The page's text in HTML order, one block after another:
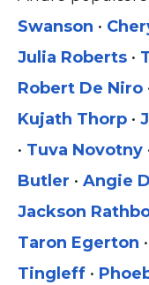
Swanson •
Julia Roberts •
Robert De Niro
Kujath Thorp •
• Tuva Novotny
Butler • Angie
Jackson
Taron Egerton •
Tingleff •